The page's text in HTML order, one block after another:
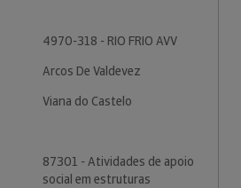
4970-318 - RIO FRIO AVV
Arcos De Valdevez
Viana do Castelo
87301 - Atividades de apoio
social em estruturas